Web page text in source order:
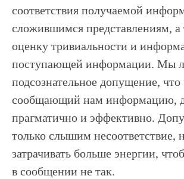
соответствия получаемой
сложившимся представлениям, а
оценку тривиальности и
поступающей информации. Мы
подсознательное допущение, что
сообщающий нам информацию,
прагматично и эффективно.
только слышим несоответствие,
затрачивать больше энергии,
в сообщении не так.